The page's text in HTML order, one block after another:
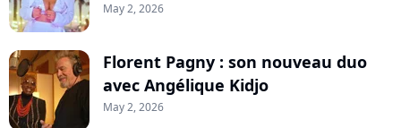
May 2, 2026
Florent Pagny : son nouveau duo
avec Angélique Kidjo
May 2, 2026